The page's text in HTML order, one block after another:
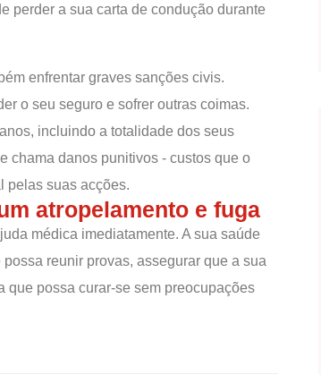
perder a sua carta de condução durante
enfrentar graves sanções civis.
o seu seguro e sofrer outras coimas.
incluindo a totalidade dos seus
chama danos punitivos - custos que o
pelas suas acções.
atropelamento e fuga
médica imediatamente. A sua saúde
reunir provas, assegurar que a sua
que possa curar-se sem preocupações